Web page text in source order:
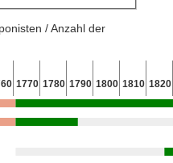
/ Anzahl der
1770 1780 1790 1800 1810 1820